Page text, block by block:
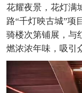
花耀夜景，花灯满
路“千灯映古城”项
骑楼次第铺展，与
燃浓浓年味，吸引